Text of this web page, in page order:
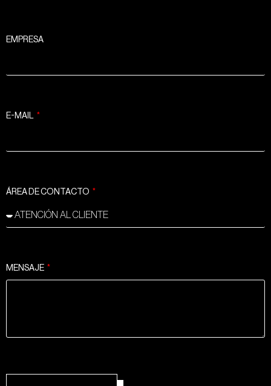
EMPRESA
E-MAIL
ÁREA DE CONTACTO
MENSAJE